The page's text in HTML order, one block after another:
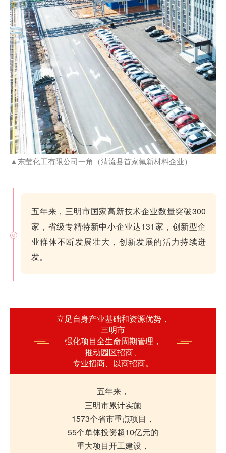
▲东莹化工有限公司一角（清流县首家氟新材料企业）
五年来，三明市国家高新技术企业数量突破300
家，省级专精特新中小企业达131家，创新型企
业群体不断发展壮大，创新发展的活力持续迸
发。
立足自身产业基础和资源优势，
三明市
强化项目全生命周期管理，
推动园区招商、
专业招商、以商招商。
五年来，
三明市累计实施
1573个省市重点项目，
55个单体投资超10亿元的
重大项目开工建设，